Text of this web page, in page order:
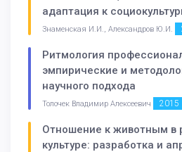
адаптация к
Знаменская И.И., Александров Ю.И.
Ритмология
эмпирические и
научного подхода
Толочек Владимир Алексеевич 2015
Отношение к животным в
культуре: разработка и